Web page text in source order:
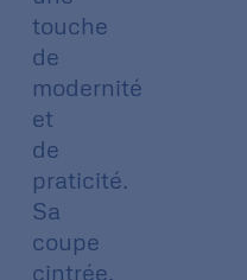
touche
de
modernité
et
de
praticité.
Sa
coupe
cintrée,